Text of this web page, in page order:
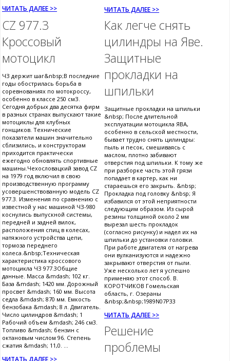
ЧИТАТЬ ДАЛЕЕ >> ЧИТАТЬ ДАЛЕЕ >>
CZ 977.3
Кроссовый
мотоцикл
ЧЗ держит шаг&nbsp;В последние
годы обострилась борьба в
соревнованиях по мотокроссу,
особенно в классе 250 смЗ.
Сегодня добрых два десятка фирм
в разных странах выпускают такие
мотоциклы для клубных
гонщиков. Технические
показатели машин значительно
сблизились, и конструкторам
приходится практически
ежегодно обновлять спортивные
машины.Чехословацкий завод CZ
на 1979 год включил в свою
производственную программу
усовершенствованную модель CZ
977.3. Изменения по сравнению с
известной у нас машиной ЧЗ-980
коснулись выпускной системы,
передней и задней вилок,
расположения спиц в колесах,
натяжного устройства цепи,
тормоза переднего
колеса.&nbsp;Техническая
характеристика кроссового
мотоцикла ЧЗ 977.3Общие
данные. Масса &mdash; 102 кг.
База &mdash; 1420 мм. Дорожный
просвет &mdash; 160 мм. Высота
седла &mdash; 870 мм. Емкость
бензобака &mdash; 8 л. Двигатель.
Число цилиндров &mdash; 1
Рабочий объем &mdash; 246 см3.
Топливо &mdash; бензин с
октановым числом 96. Степень
сжатия &mdash; 11,0. ...
ЧИТАТЬ ДАЛЕЕ >>
Как легче снять
цилиндры на Яве.
Защитные
прокладки на
шпильки
Защитные прокладки на шпильки
&nbsp; После длительной
эксплуатации мотоцикла ЯВА,
особенно в сельской местности,
бывает трудно снять цилиндры:
пыль и песок, смешиваясь с
маслом, плотно забивают
отверстия под шпильки. К тому же
при разборке часть этой грязи
попадает в картер, как ни
стараешься его закрыть. &nbsp;
Прокладка под головку &nbsp; Я
избавился от этой неприятности
следующим образом. Из сырой
резины толщиной около 2 мм
вырезал шесть прокладок
(согласно рисунку) и надел их на
шпильки до установки головки.
При работе двигателя от нагрева
они вулканизуются и надежно
закрывают отверстия от пыли.
Уже несколько лет я успешно
применяю этот способ. В.
КОРОТЧИКОВ Гомельская
область, г. Озераны
&nbsp;&nbsp;1989N07P33
ЧИТАТЬ ДАЛЕЕ >>
Решение
проблемы